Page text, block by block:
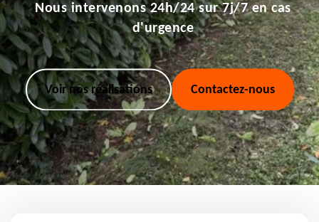
Nous intervenons 24h/24 sur 7j/7 en cas
d'urgence
Voir nos réalisations Contactez-nous